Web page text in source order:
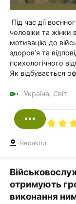
Під час дії
чоловіки та жінки
мотивацію до
здоров’я та
психологічного
Як відбувається
Україна, Світ
Redaktor
отримують
виконання